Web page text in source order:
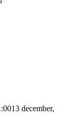
13 december,